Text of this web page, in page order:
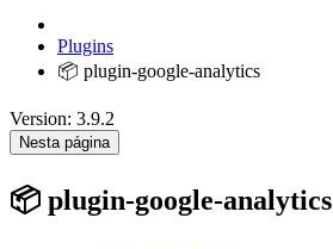
Plugins
📦 plugin-google-analytics
Version: 3.9.2
Nesta página
📦 plugin-google-analytics